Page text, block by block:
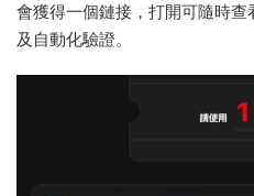
會獲得一個鏈接，打開可隨時
及自動化驗證。